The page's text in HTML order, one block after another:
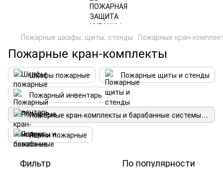
Пожарные шкафы, щиты, стенды Пожарные кран-
Пожарные кран-комплекты
Шкафы пожарные
Пожарные щиты и стенды
Пожарный инвентарь
Пожарные кран-комплекты и барабанные системы пожаротушения
Ящики пожарные
Фильтр По популярности